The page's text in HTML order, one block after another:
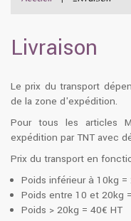
Livraison
Le prix du transport
de la zone d'expédition.
Pour tous les articles
expédition par TNT avec
Prix du transport en
Poids inférieur à 10kg =
Poids entre 10 et 20kg
Poids > 20kg = 40€ HT